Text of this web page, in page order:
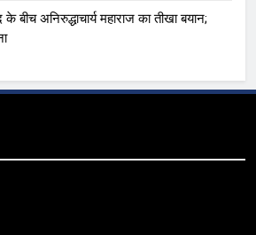
बीच अनिरुद्धाचार्य महाराज का तीखा बयान;